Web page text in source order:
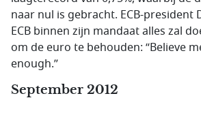
naar nul is gebracht. ECB-president
ECB binnen zijn mandaat alles zal
om de euro te behouden: “Believe
enough.”
September 2012